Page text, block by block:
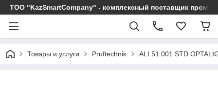
ТОО "KazSmartCompany" - комплексный поставщик
Товары и услуги Pruftechnik ALI 51.001 STD